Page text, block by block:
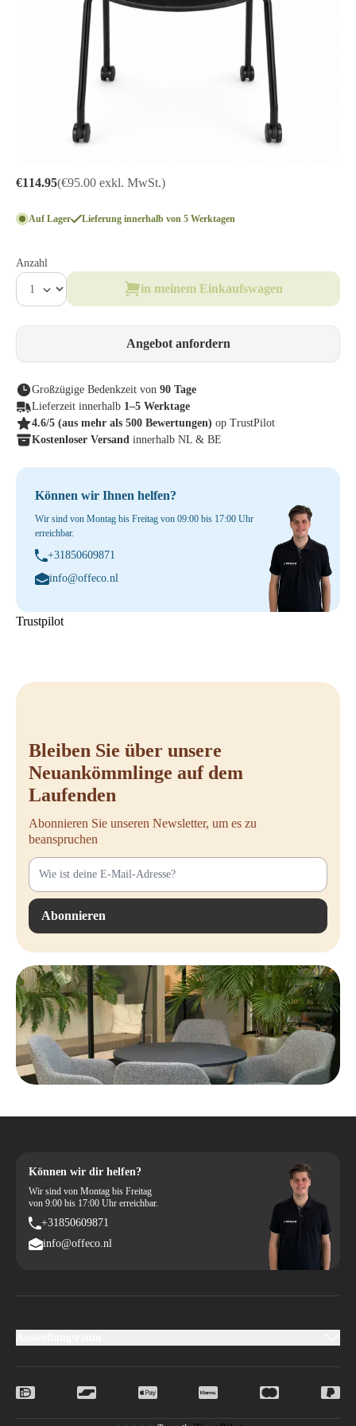
€114.95(€95.00 exkl. MwSt.)
Auf Lager Lieferung innerhalb von 5 Werktagen
Anzahl
in meinem Einkaufswagen
Angebot anfordern
Großzügige Bedenkzeit von 90 Tage
Lieferzeit innerhalb 1–5 Werktage
4.6/5 (aus mehr als 500 Bewertungen) op TrustPilot
Kostenloser Versand innerhalb NL & BE
Können wir Ihnen helfen?
Wir sind von Montag bis Freitag von 09:00 bis 17:00 Uhr
erreichbar.
+31850609871
info@offeco.nl
Trustpilot
Bleiben Sie über unsere
Neuankömmlinge auf dem
Laufenden
Abonnieren Sie unseren Newsletter, um es zu
beanspruchen
Abonnieren
Können wir dir helfen?
Wir sind von Montag bis Freitag
von 9:00 bis 17:00 Uhr erreichbar.
+31850609871
info@offeco.nl